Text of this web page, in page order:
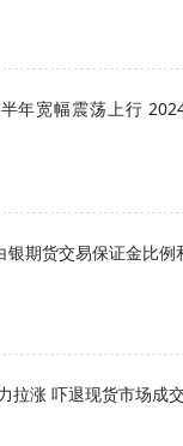
共筑创新之路
年宽幅震荡上行
银期货交易保证金比
拉涨 吓退现货市场成